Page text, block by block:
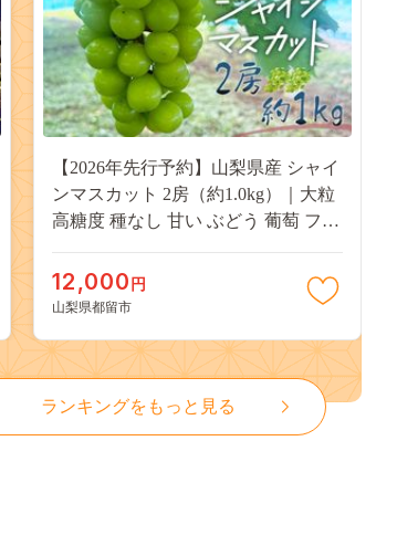
【2026年先行予約】山梨県産 シャイ
ンマスカット 2房（約1.0kg）｜大粒
高糖度 種なし 甘い ぶどう 葡萄 フル
JX003
12,000 円
山梨県都留市
ランキングをもっと見る